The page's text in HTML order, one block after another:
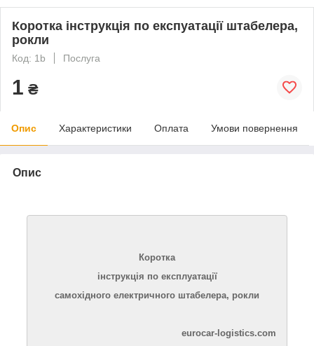
Коротка інструкція по експуатації штабелера,
рокли
Код: 1b Послуга
1 ₴
Опис Характеристики Оплата Умови повернення
Опис
Коротка
інструкція по експлуатації
самохідного електричного штабелера, рокли
eurocar-logistics.com